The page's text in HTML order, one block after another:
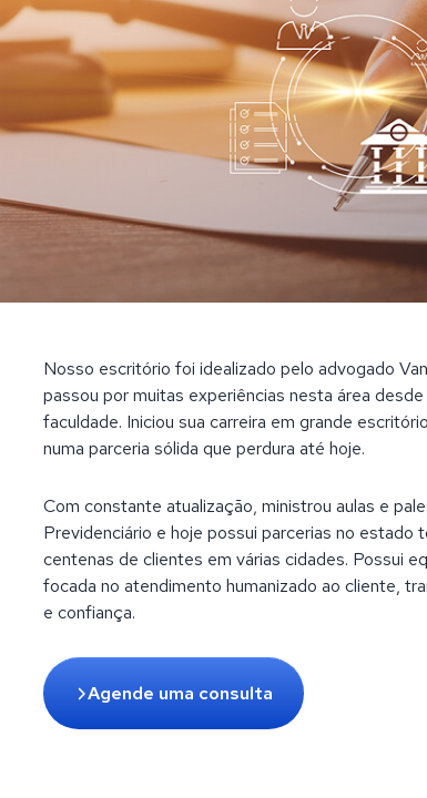
Nosso escritório foi idealizado pelo advogado
passou por muitas experiências nesta área
faculdade. Iniciou sua carreira em grande
numa parceria sólida que perdura até hoje.
Com constante atualização, ministrou aulas e
Previdenciário e hoje possui parcerias no estado
centenas de clientes em várias cidades. Possui
focada no atendimento humanizado ao cliente,
e confiança.
Agende uma consulta